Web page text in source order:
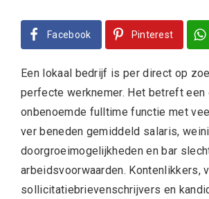
Facebook Pinterest
Een lokaal bedrijf is per direct op
perfecte werknemer. Het betreft een
onbenoemde fulltime functie met
ver beneden gemiddeld salaris,
doorgroeimogelijkheden en bar
arbeidsvoorwaarden. Kontenlikkers,
sollicitatiebrievenschrijvers en